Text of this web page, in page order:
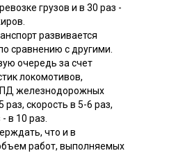
грузов и в 30 раз -
развивается
сравнению с другими.
очередь за счет
локомотивов,
железнодорожных
скорость в 5-6 раз,
в 10 раз.
что и в
работ, выполняемых